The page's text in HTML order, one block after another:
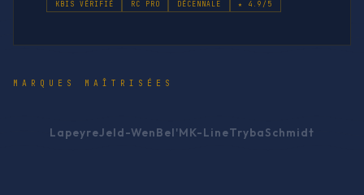
KBIS VÉRIFIÉ RC PRO DÉCENNALE ★ 4.9/5
MARQUES MAÎTRISÉES
LapeyreJeld-WenBel'MK-LineTrybaSchmidt